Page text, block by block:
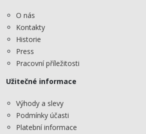
O nás
Kontakty
Historie
Press
Pracovní příležitosti
Užitečné informace
Výhody a slevy
Podmínky účasti
Platební informace